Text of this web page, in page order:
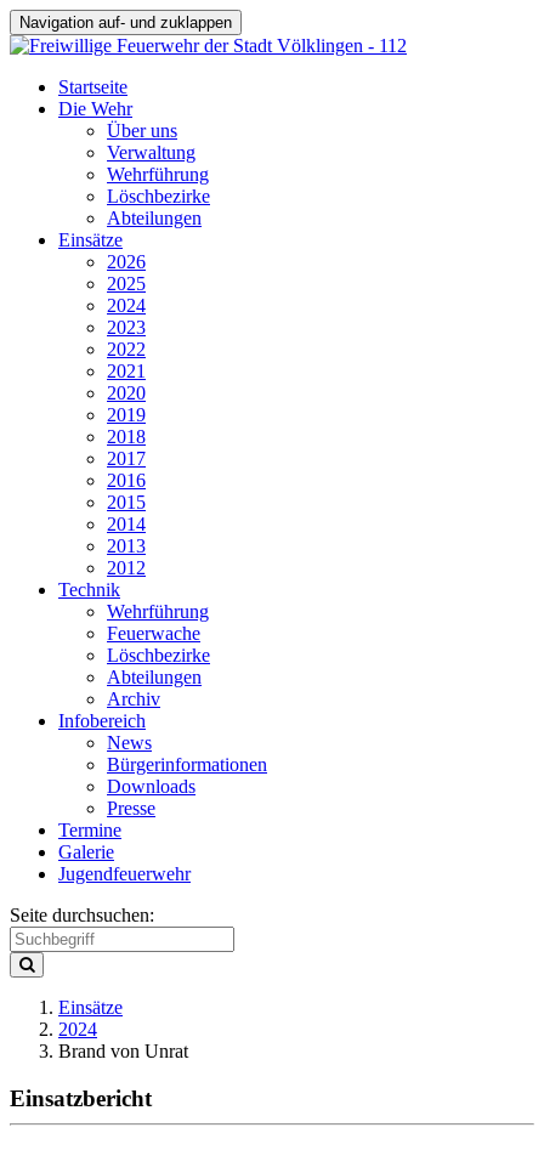
Navigation auf- und zuklappen
Startseite
Die Wehr
Über uns
Verwaltung
Wehrführung
Löschbezirke
Abteilungen
Einsätze
2026
2025
2024
2023
2022
2021
2020
2019
2018
2017
2016
2015
2014
2013
2012
Technik
Wehrführung
Feuerwache
Löschbezirke
Abteilungen
Archiv
Infobereich
News
Bürgerinformationen
Downloads
Presse
Termine
Galerie
Jugendfeuerwehr
Seite durchsuchen:
Einsätze
2024
Brand von Unrat
Einsatzbericht